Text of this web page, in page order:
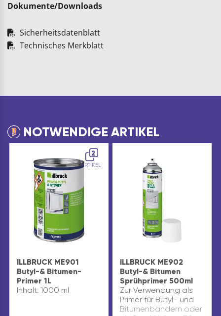
Dokumente/Downloads
Sicherheitsdatenblatt
Technisches Merkblatt
NOTWENDIGE ARTIKEL
2
ARTIKEL
ILLBRUCK ME901
Butyl-& Bitumen-
Primer 1L
Inhalt: 1000 ml
ILLBRUCK ME902
Butyl-& Bitumen
Sprühprimer 500ml
Zur Verwendung als
Primer für Butyl- und
Bitumenbändern oder